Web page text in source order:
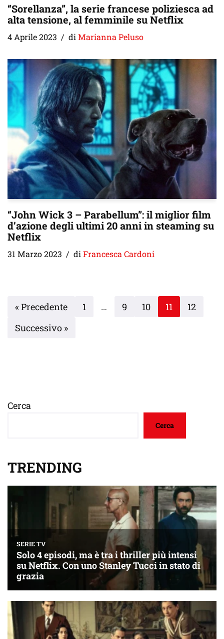
“Sorellanza”, la serie francese poliziesca ad
alta tensione, al femminile su Netflix
4 Aprile 2023 di Marianna Peluso
“John Wick 3 – Parabellum”: il miglior film
d’azione degli ultimi 20 anni in steaming su
Netflix
31 Marzo 2023 di Francesca Cardoni
« Precedente 1 … 9 10 11
12
Successivo »
Cerca
Cerca
TRENDING